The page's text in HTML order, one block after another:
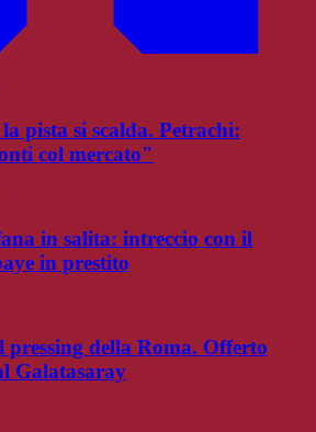
pista si scalda. Petrachi:
col mercato"
in salita: intreccio con il
in prestito
della Roma. Offerto
Galatasaray